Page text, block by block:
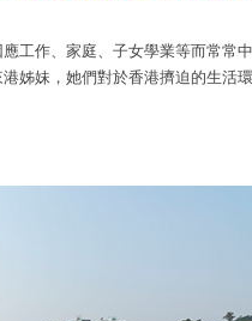
工作、家庭、子女學業等而常常中
姊妹，她們對於香港擠迫的生活